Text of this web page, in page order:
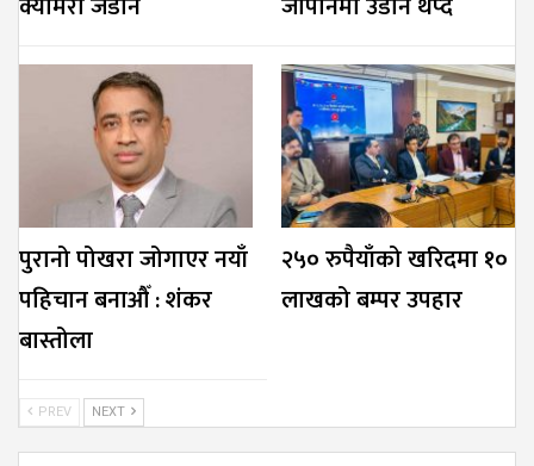
पुरानो पोखरा जोगाएर नयाँ
पहिचान बनाऔँ : शंकर
बास्तोला
२५० रुपैयाँको खरिदमा १०
लाखको बम्पर उपहार
PREV NEXT